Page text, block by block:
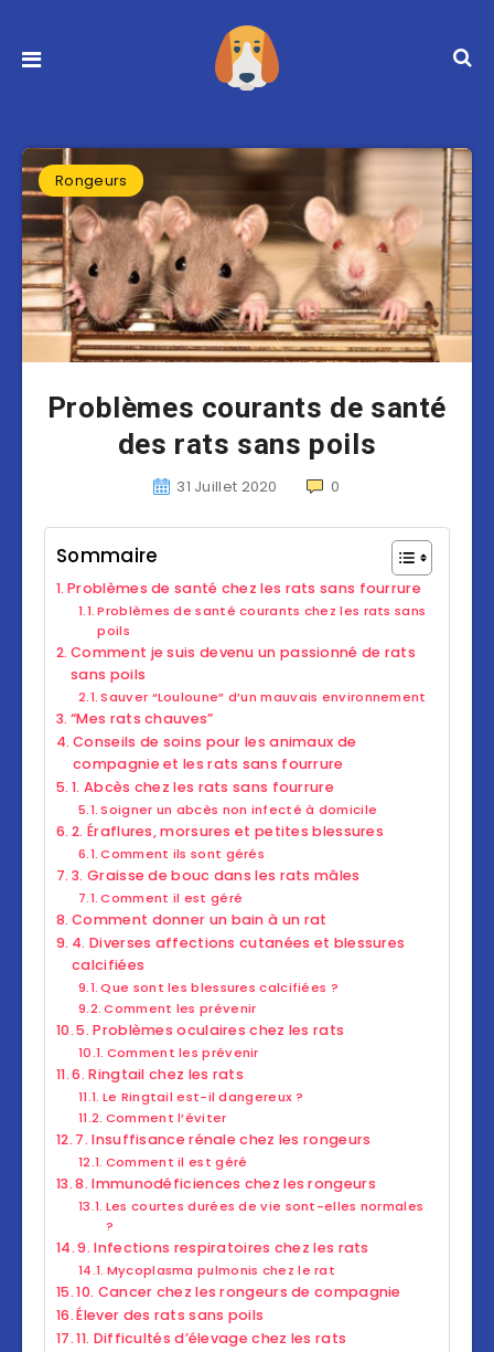
Rongeurs
Problèmes courants de santé
des rats sans poils
31 Juillet 2020 0
Sommaire
Problèmes de santé chez les rats sans fourrure
Problèmes de santé courants chez les rats sans
poils
Comment je suis devenu un passionné de rats
sans poils
Sauver “Louloune” d’un mauvais environnement
“Mes rats chauves”
Conseils de soins pour les animaux de
compagnie et les rats sans fourrure
1. Abcès chez les rats sans fourrure
Soigner un abcès non infecté à domicile
2. Éraflures, morsures et petites blessures
Comment ils sont gérés
3. Graisse de bouc dans les rats mâles
Comment il est géré
Comment donner un bain à un rat
4. Diverses affections cutanées et blessures
calcifiées
Que sont les blessures calcifiées ?
Comment les prévenir
5. Problèmes oculaires chez les rats
Comment les prévenir
6. Ringtail chez les rats
Le Ringtail est-il dangereux ?
Comment l’éviter
7. Insuffisance rénale chez les rongeurs
Comment il est géré
8. Immunodéficiences chez les rongeurs
Les courtes durées de vie sont-elles normales
?
9. Infections respiratoires chez les rats
Mycoplasma pulmonis chez le rat
10. Cancer chez les rongeurs de compagnie
Élever des rats sans poils
11. Difficultés d’élevage chez les rats